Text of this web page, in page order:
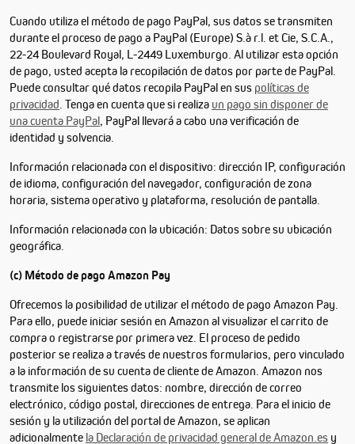
Cuando utiliza el método de pago PayPal, sus datos se transmiten
durante el proceso de pago a PayPal (Europe) S.à r.l. et Cie, S.C.A.,
22-24 Boulevard Royal, L-2449 Luxemburgo. Al utilizar esta opción
de pago, usted acepta la recopilación de datos por parte de PayPal.
Puede consultar qué datos recopila PayPal en sus políticas de
privacidad. Tenga en cuenta que si realiza un pago sin disponer de
una cuenta PayPal, PayPal llevará a cabo una verificación de
identidad y solvencia.
Información relacionada con el dispositivo: dirección IP, configuración
de idioma, configuración del navegador, configuración de zona
horaria, sistema operativo y plataforma, resolución de pantalla.
Información relacionada con la ubicación: Datos sobre su ubicación
geográfica.
(c) Método de pago Amazon Pay
Ofrecemos la posibilidad de utilizar el método de pago Amazon Pay.
Para ello, puede iniciar sesión en Amazon al visualizar el carrito de
compra o registrarse por primera vez. El proceso de pedido
posterior se realiza a través de nuestros formularios, pero vinculado
a la información de su cuenta de cliente de Amazon. Amazon nos
transmite los siguientes datos: nombre, dirección de correo
electrónico, código postal, direcciones de entrega. Para el inicio de
sesión y la utilización del portal de Amazon, se aplican
adicionalmente la Declaración de privacidad general de Amazon.es y